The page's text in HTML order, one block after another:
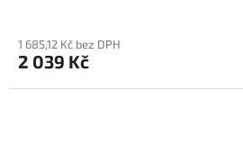
1 685,12 Kč bez DPH
2 039 Kč